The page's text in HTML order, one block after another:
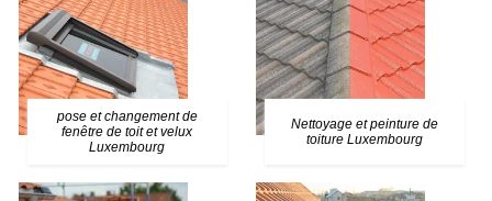
pose et changement de
fenêtre de toit et velux
Luxembourg
Nettoyage et peinture de
toiture Luxembourg